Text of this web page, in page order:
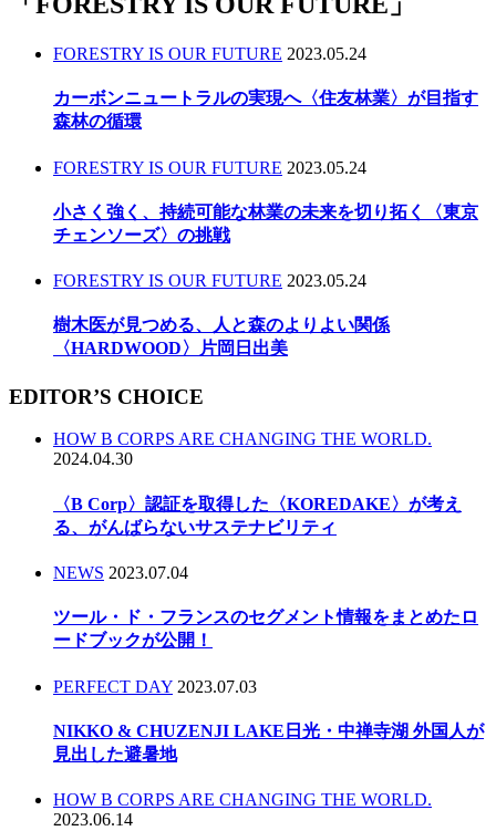
FORESTRY IS OUR FUTURE 2023.05.24
カーボンニュートラルの実現へ〈住友林業〉が目指す
森林の循環
FORESTRY IS OUR FUTURE 2023.05.24
小さく強く、持続可能な林業の未来を切り拓く〈東京
チェンソーズ〉の挑戦
FORESTRY IS OUR FUTURE 2023.05.24
樹木医が見つめる、人と森のよりよい関係
〈HARDWOOD〉片岡日出美
EDITOR’S CHOICE
HOW B CORPS ARE CHANGING THE WORLD.
2024.04.30
〈B Corp〉認証を取得した〈KOREDAKE〉が考え
る、がんばらないサステナビリティ
NEWS 2023.07.04
ツール・ド・フランスのセグメント情報をまとめたロ
ードブックが公開！
PERFECT DAY 2023.07.03
NIKKO & CHUZENJI LAKE日光・中禅寺湖 外国人が
見出した避暑地
HOW B CORPS ARE CHANGING THE WORLD.
2023.06.14